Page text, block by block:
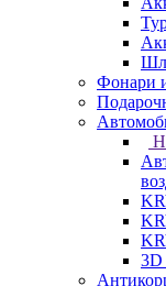
Фонари
3D